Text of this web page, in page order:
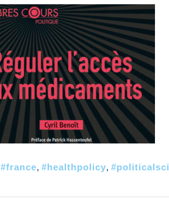
#france, #healthpolicy,